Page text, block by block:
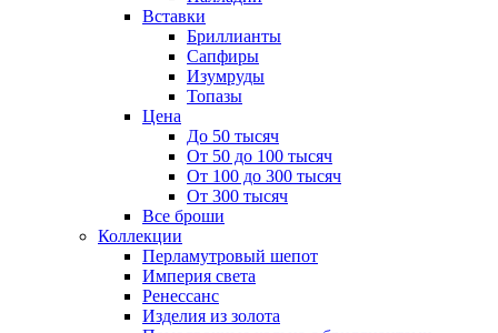
Вставки
Бриллианты
Сапфиры
Изумруды
Топазы
Цена
До 50 тысяч
От 50 до 100 тысяч
От 100 до 300 тысяч
От 300 тысяч
Все броши
Коллекции
Перламутровый шепот
Империя света
Ренессанс
Изделия из золота